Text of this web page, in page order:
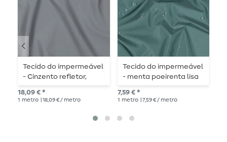
Tecido do impermeável
- Cinzento refletor,
refletor e repelente de
água
18,09 € *
1 metro | 18,09 € / metro
Tecido do impermeável
- menta poeirenta lisa
repelente de água
7,59 € *
1 metro | 7,59 € / metro